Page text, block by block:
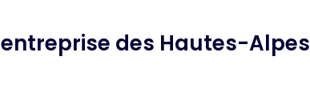
entreprise des Hautes-Alpes